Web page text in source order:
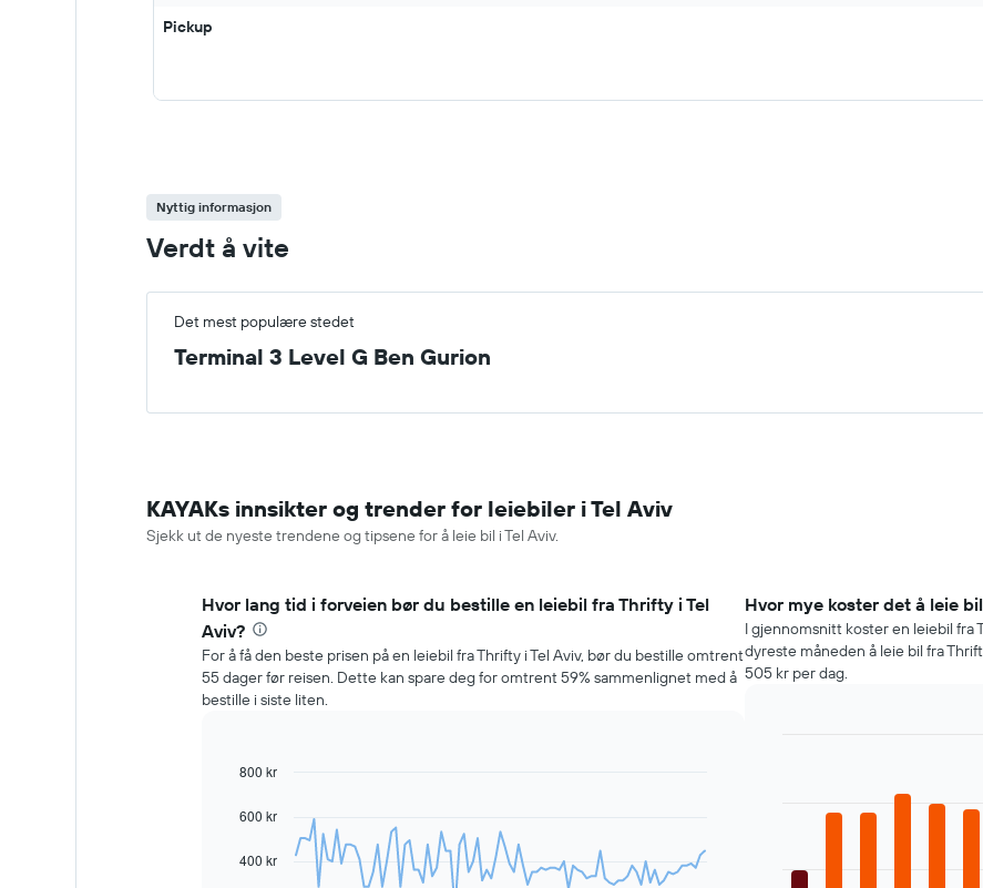
Pickup
Nyttig informasjon
Verdt å vite
Det mest populære stedet
Terminal 3 Level G Ben Gurion
KAYAKs innsikter og trender for leiebiler i Tel Aviv
Sjekk ut de nyeste trendene og tipsene for å leie bil i Tel Aviv.
Hvor lang tid i forveien bør du bestille en leiebil fra Thrifty i Tel
Aviv?
For å få den beste prisen på en leiebil fra Thrifty i Tel Aviv, bør du bestille omtrent
55 dager før reisen. Dette kan spare deg for omtrent 59% sammenlignet med å
bestille i siste liten.
Line
91
points.
Chart
400 kr
600 kr
800 kr
Hvor mye koster det å leie
I gjennomsnitt koster en leiebil fra
dyreste måneden å leie bil fra
505 kr per dag.
Diagrammet